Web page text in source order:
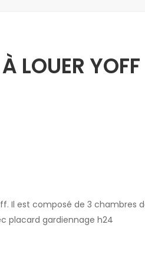
LOUER YOFF
Il est composé de 3 chambres
placard gardiennage h24